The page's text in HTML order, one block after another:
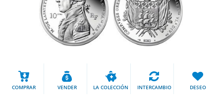
COMPRAR VENDER LA COLECCIÓN INTERCAMBIO DESEO